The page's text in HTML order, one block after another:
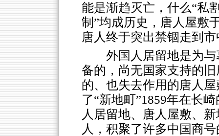
能是渐趋灭亡，什么“私
制”均成历史，唐人屋敷
唐人终于突出禁锢走到市
外国人居留地是为
备的，尚无国家支持的
的、也失去作用的唐人
了“新地町”1859年在长
人居留地、唐人屋敷、
人，积聚了许多中国商